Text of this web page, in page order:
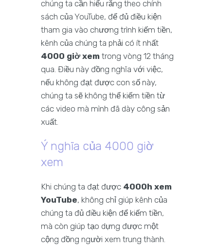
chúng ta cần hiểu rằng theo chính
sách của YouTube, để đủ điều kiện
tham gia vào chương trình kiếm tiền,
kênh của chúng ta phải có ít nhất
4000 giờ xem trong vòng 12 tháng
qua. Điều này đồng nghĩa với việc,
nếu không đạt được con số này,
chúng ta sẽ không thể kiếm tiền từ
các video mà mình đã dày công sản
xuất.
Ý nghĩa của 4000 giờ
xem
Khi chúng ta đạt được 4000h xem
YouTube, không chỉ giúp kênh của
chúng ta đủ điều kiện để kiếm tiền,
mà còn giúp tạo dựng được một
cộng đồng người xem trung thành.